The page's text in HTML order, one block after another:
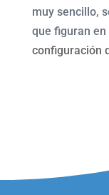
muy sencillo,
que figuran
configuración